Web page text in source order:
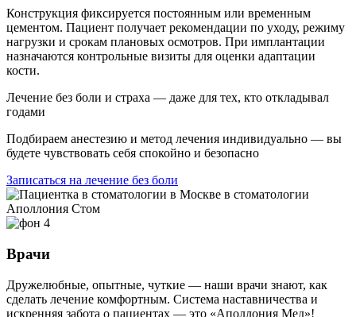
Конструкция фиксируется постоянным или временным
цементом. Пациент получает рекомендации по уходу, режиму
нагрузки и срокам плановых осмотров. При имплантации
назначаются контрольные визиты для оценки адаптации
кости.
Лечение без боли и страха — даже для тех, кто откладывал
годами
Подбираем анестезию и метод лечения индивидуально — вы
будете чувствовать себя спокойно и безопасно
Записаться на лечение без боли
Врачи
Дружелюбные, опытные, чуткие — наши врачи знают, как
сделать лечение комфортным. Система наставничества и
искренняя забота о пациентах — это «Аполлония Мед»!